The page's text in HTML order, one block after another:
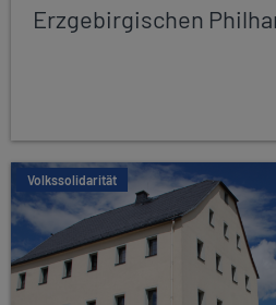
Erzgebirgischen
Volkssolidarität